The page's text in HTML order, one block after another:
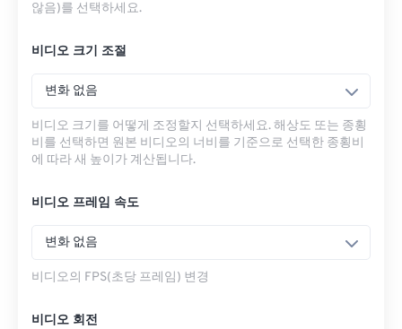
않음)를 선택하세요.
비디오 크기 조절
변화 없음
비디오 크기를 어떻게 조정할지 선택하세요. 해상도 또는 종횡
비를 선택하면 원본 비디오의 너비를 기준으로 선택한 종횡비
에 따라 새 높이가 계산됩니다.
비디오 프레임 속도
변화 없음
비디오의 FPS(초당 프레임) 변경
비디오 회전